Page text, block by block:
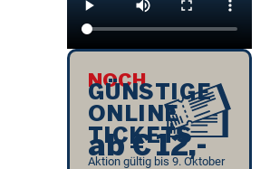
NOCH
GÜNSTIGE
ONLINE
TICKETS
ab €12,-
Aktion gültig bis 9. Oktober